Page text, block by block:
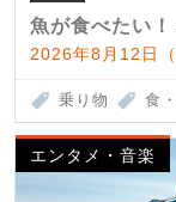
魚が食べたい
2026年8月12日
乗り物 食
エンタメ・音楽